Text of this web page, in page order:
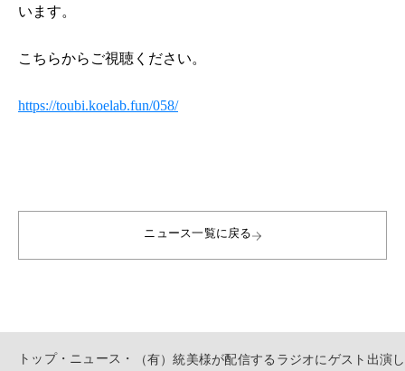
います。
こちらからご視聴ください。
https://toubi.koelab.fun/058/
ニュース一覧に戻る
トップ・ ニュース ・ （有）統美様が配信するラジオにゲスト出演